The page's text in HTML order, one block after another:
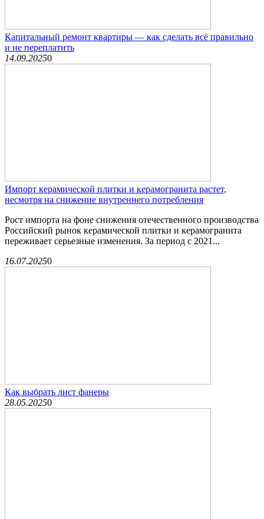
Капитальный ремонт квартиры — как сделать всё правильно
и не переплатить
14.09.20250
Импорт керамической плитки и керамогранита растет,
несмотря на снижение внутреннего потребления
Рост импорта на фоне снижения отечественного производства
Российский рынок керамической плитки и керамогранита
переживает серьезные изменения. За период с 2021...
16.07.20250
Как выбрать лист фанеры
28.05.20250